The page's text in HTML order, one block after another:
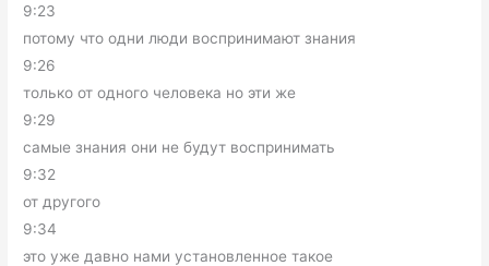
9:23
потому что одни люди воспринимают знания
9:26
только от одного человека но эти же
9:29
самые знания они не будут воспринимать
9:32
от другого
9:34
это уже давно нами установленное такое